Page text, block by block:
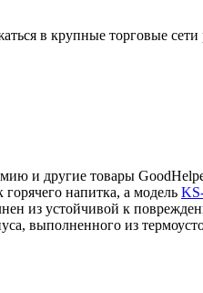
в крупные торговые сети
и другие товары
напитка, а модель
из устойчивой к
выполненного из